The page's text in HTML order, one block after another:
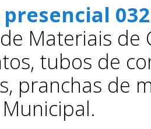
Materiais de
tubos de
pranchas de